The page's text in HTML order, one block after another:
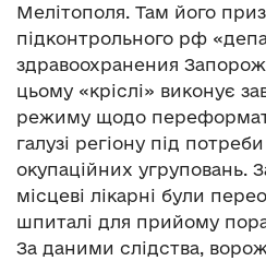
Мелітополя. Там його
підконтрольного рф
здравоохранения
цьому «кріслі» виконує
режиму щодо
галузі регіону під
окупаційних угруповань.
місцеві лікарні були
шпиталі для прийому
За даними слідства,